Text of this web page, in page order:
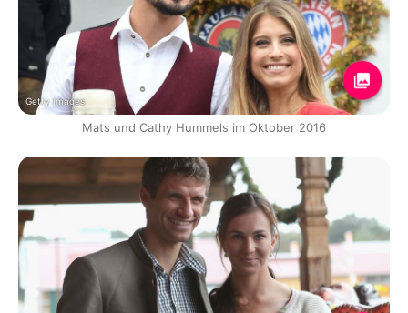
Getty Images
Mats und Cathy Hummels im Oktober 2016